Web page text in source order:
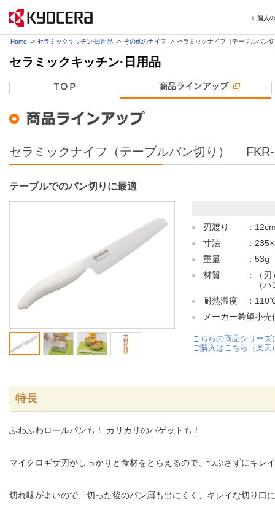
個人
Home セラミックキッチン·日用品 その他のナイフ セラミックナイフ（テーブルパン
セラミックキッチン·日用品
セラミックナイフ（テーブルパン切り）
テーブルでのパン切りに最適
刃渡り ：
寸法 ：
重量 ：53g
材質 ：（刃）
（ハンドル
耐熱温度 ：
メーカー希望小
こちらの商品シリーズ
ご購入はこちら（楽天
特長
ふわふわロールパンも！ カリカリのバゲットも！
マイクロギザ刃がしっかりと食材をとらえるので、つぶさずにキレ
切れ味がよいので、切った後のパン屑も出にくく、キレイな切り口